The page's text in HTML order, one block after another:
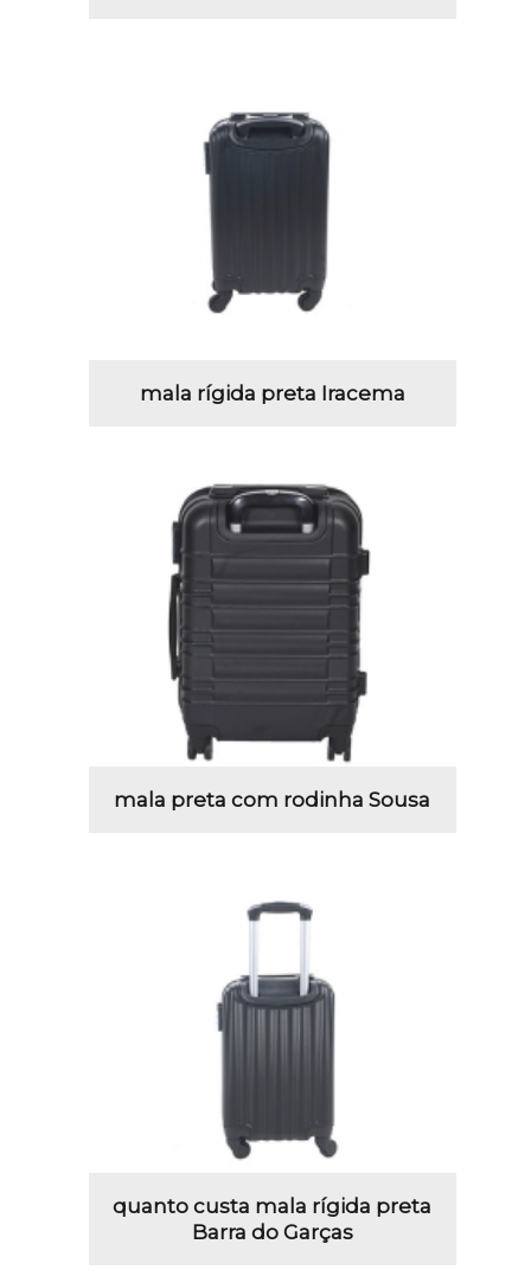
mala rígida preta Iracema
mala preta com rodinha Sousa
quanto custa mala rígida preta
Barra do Garças